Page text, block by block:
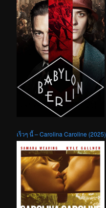
เร็วๆ นี้ – Carolina Caroline (2025)